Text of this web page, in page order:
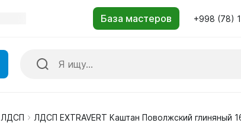
+998 (78)
ЛДСП ЛДСП EXTRAVERT Каштан Поволжский глиняный